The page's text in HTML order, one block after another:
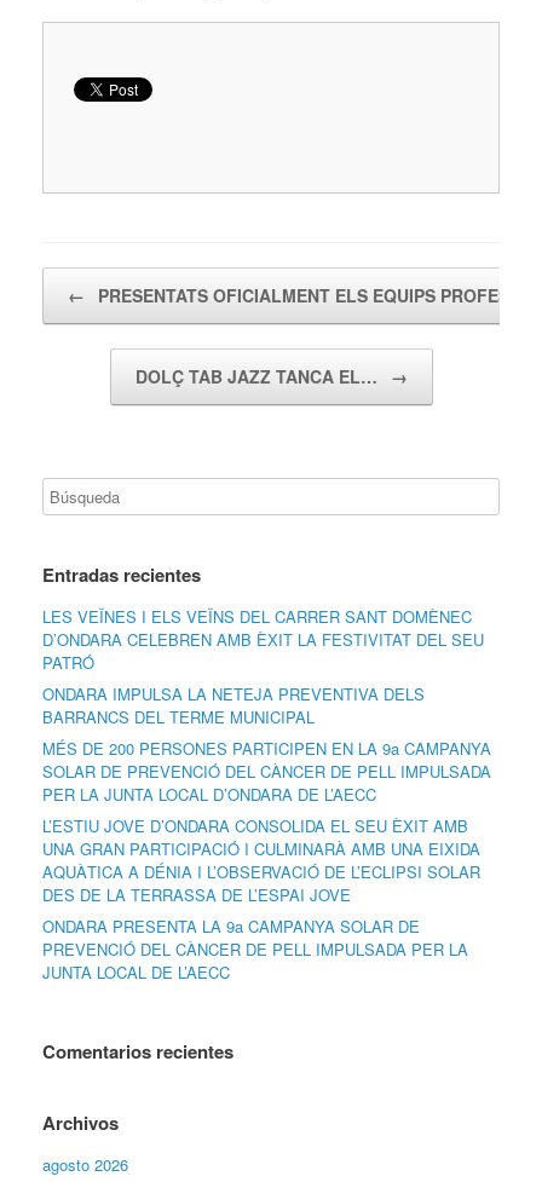
← PRESENTATS OFICIALMENT ELS EQUIPS
DOLÇ TAB JAZZ TANCA EL… →
Entradas recientes
LES VEÏNES I ELS VEÏNS DEL CARRER SANT DOMÈNEC
D’ONDARA CELEBREN AMB ÈXIT LA FESTIVITAT DEL SEU
PATRÓ
ONDARA IMPULSA LA NETEJA PREVENTIVA DELS
BARRANCS DEL TERME MUNICIPAL
MÉS DE 200 PERSONES PARTICIPEN EN LA 9a CAMPANYA
SOLAR DE PREVENCIÓ DEL CÀNCER DE PELL IMPULSADA
PER LA JUNTA LOCAL D’ONDARA DE L’AECC
L’ESTIU JOVE D’ONDARA CONSOLIDA EL SEU ÈXIT AMB
UNA GRAN PARTICIPACIÓ I CULMINARÀ AMB UNA EIXIDA
AQUÀTICA A DÉNIA I L’OBSERVACIÓ DE L’ECLIPSI SOLAR
DES DE LA TERRASSA DE L’ESPAI JOVE
ONDARA PRESENTA LA 9a CAMPANYA SOLAR DE
PREVENCIÓ DEL CÀNCER DE PELL IMPULSADA PER LA
JUNTA LOCAL DE L’AECC
Comentarios recientes
Archivos
agosto 2026